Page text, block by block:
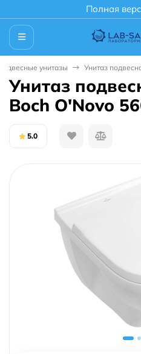
Полная
унитазы Унитаз
Унитаз
Boch O'Novo
5.0